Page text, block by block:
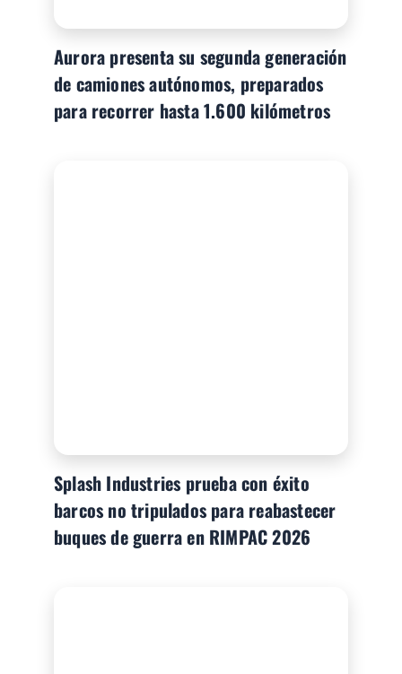
Aurora presenta su segunda generación
de camiones autónomos, preparados
para recorrer hasta 1.600 kilómetros
Splash Industries prueba con éxito
barcos no tripulados para reabastecer
buques de guerra en RIMPAC 2026